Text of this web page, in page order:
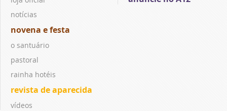
notícias
novena e festa
o santuário
pastoral
rainha hotéis
revista de aparecida
vídeos